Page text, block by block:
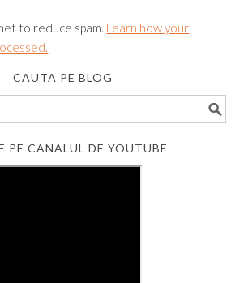
to reduce spam. Learn how your
CAUTA PE BLOG
PE CANALUL DE YOUTUBE